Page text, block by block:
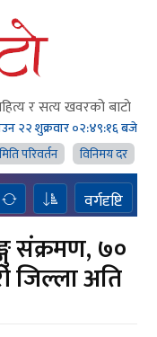
र सत्य खवरको बाटाे
२२ शुक्रवार०२:४९:१६ बजे
मिति परिवर्तन विनिमय दर
वर्गदृष्टि
संक्रमण, ७०
जिल्ला अति